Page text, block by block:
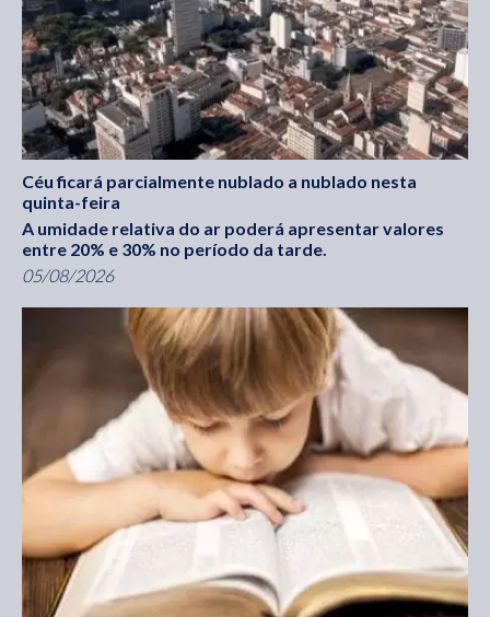
Céu ficará parcialmente nublado a nublado nesta
quinta-feira
A umidade relativa do ar poderá apresentar valores
entre 20% e 30% no período da tarde.
05/08/2026